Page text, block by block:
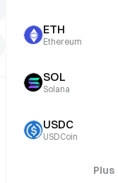
ETH
Ethereum
SOL
Solana
USDC
USDCoin
Plus